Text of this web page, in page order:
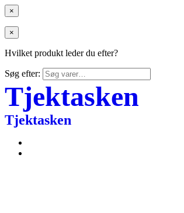
×
×
Hvilket produkt leder du efter?
Søg efter:
Tjektasken
Tjektasken